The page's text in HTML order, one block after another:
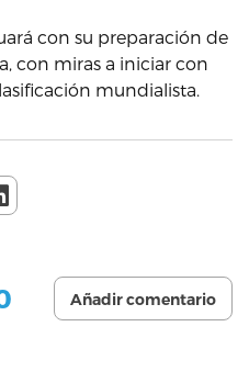
con su preparación de
con miras a iniciar con
mundialista.
Añadir comentario